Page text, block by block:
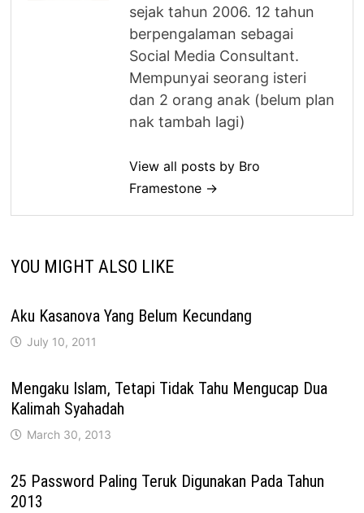
sejak tahun 2006. 12 tahun
berpengalaman sebagai
Social Media Consultant.
Mempunyai seorang isteri
dan 2 orang anak (belum plan
nak tambah lagi)
View all posts by Bro
Framestone →
YOU MIGHT ALSO LIKE
Aku Kasanova Yang Belum Kecundang
July 10, 2011
Mengaku Islam, Tetapi Tidak Tahu Mengucap Dua
Kalimah Syahadah
March 30, 2013
25 Password Paling Teruk Digunakan Pada Tahun
2013